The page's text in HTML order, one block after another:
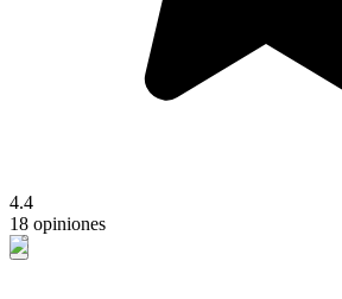
4.4
18 opiniones